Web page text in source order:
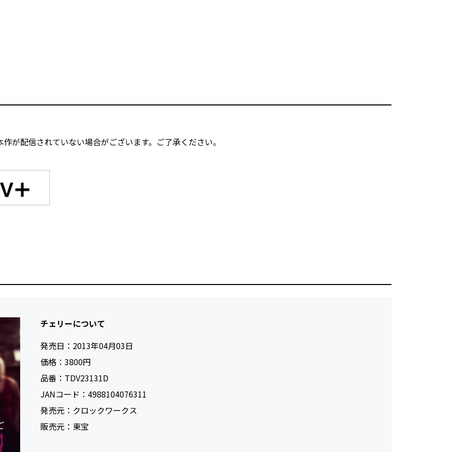
が配信されていない場合がございます。ご了承ください。
チェリーについて
発売日： 2013年04月03日
価格： 3800円
品番： TDV23131D
JANコード： 4988104076311
発売元： クロックワークス
販売元： 東宝